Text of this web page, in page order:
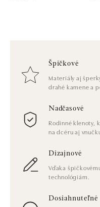
Špičkové
Materiály aj
drahé kamene a
Nadčasové
Rodinné klenoty,
na dcéru aj
Dizajnové
Vďaka
technológiám.
Dosiahnuteľné